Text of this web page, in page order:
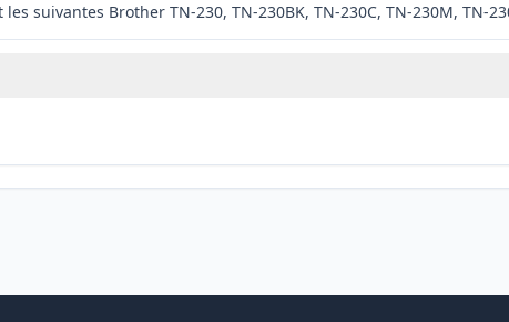
suivantes Brother TN-230, TN-230BK, TN-230C, TN-230M, TN-